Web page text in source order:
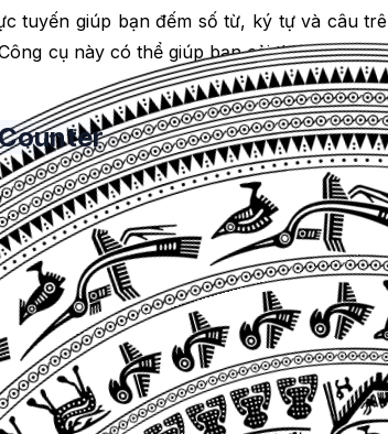
tuyến giúp bạn đếm số từ, ký tự và câu
cụ này có thể giúp bạn cải thiện lựa